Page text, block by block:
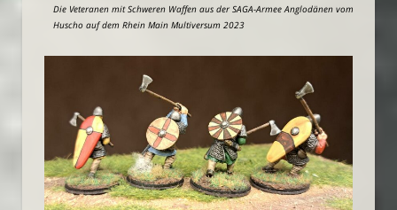
Die Veteranen mit Schweren Waffen aus der SAGA-Armee Anglodänen vom
Huscho auf dem Rhein Main Multiversum 2023